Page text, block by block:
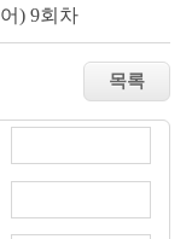
) 9회차